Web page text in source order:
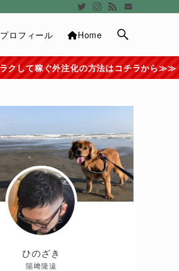
ロフィール Home
方法はコチラから≫≫
ひのざき
陽﨑隆遠